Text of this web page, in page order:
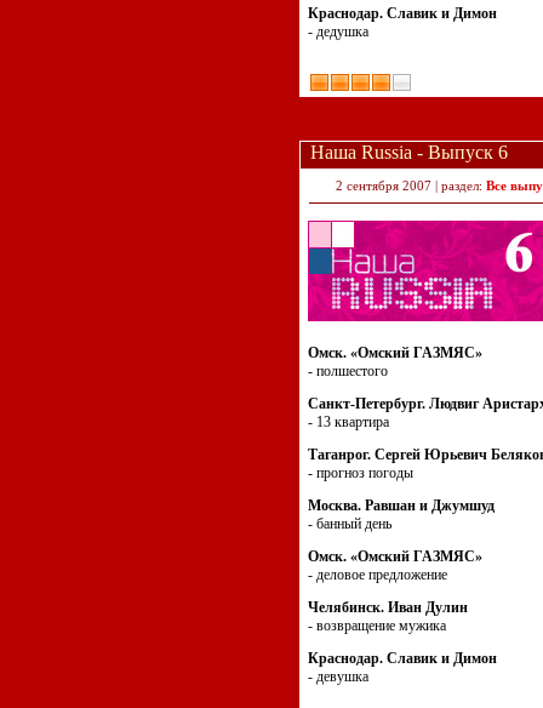
Краснодар. Славик и Димон
- дедушка
Наша Russia - Выпуск 6
2 сентября 2007 | раздел: Все
Омск. «Омский ГАЗМЯС»
- полшестого
Санкт-Петербург. Людвиг
- 13 квартира
Таганрог. Сергей Юрьевич
- прогноз погоды
Москва. Равшан и Джумшуд
- банный день
Омск. «Омский ГАЗМЯС»
- деловое предложение
Челябинск. Иван Дулин
- возвращение мужика
Краснодар. Славик и Димон
- девушка